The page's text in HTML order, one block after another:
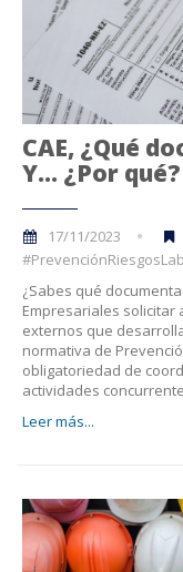
CAE, ¿Qué
Y… ¿Por qué?
17/11/2023
¿Sabes qué
Empresariales
externos que
normativa de
obligatoriedad de
actividades
Leer más...